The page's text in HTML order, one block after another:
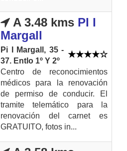
A 3.48 kms PI I
Margall
Pi I Margall, 35 -
37. Entlo 1º Y 2º
Centro de reconocimientos
médicos para la renovación
de permiso de conducir. El
tramite telemático para la
renovación del carnet es
GRATUITO, fotos in...